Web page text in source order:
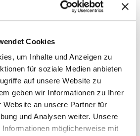
Cookies
um Inhalte und Anzeigen zu
für soziale Medien anbieten
auf unsere Website zu
geben wir Informationen zu Ihrer
Website an unsere Partner für
und Analysen weiter. Unsere
möglicherweise mit
SPIRITS seine
einem Portfolio aus
Marken. Sie sind in
vertreten. BBC SPIRITS ist
sondern auch ein